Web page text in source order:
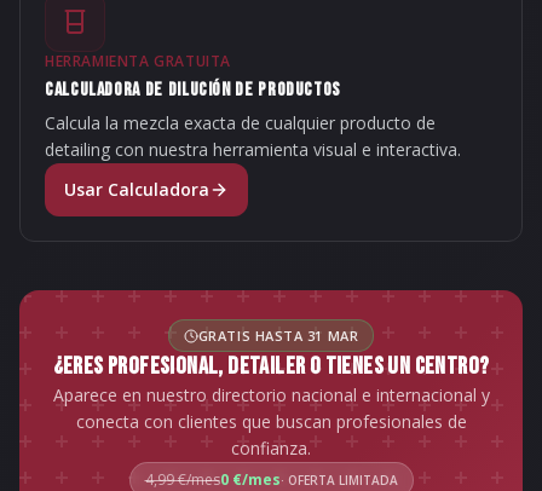
HERRAMIENTA GRATUITA
CALCULADORA DE DILUCIÓN DE PRODUCTOS
Calcula la mezcla exacta de cualquier producto de
detailing con nuestra herramienta visual e interactiva.
Usar Calculadora
GRATIS HASTA 31 MAR
¿ERES PROFESIONAL, DETAILER O TIENES UN CENTRO?
Aparece en nuestro directorio nacional e internacional y
conecta con clientes que buscan profesionales de
confianza.
4,99 €/mes0 €/mes· OFERTA LIMITADA